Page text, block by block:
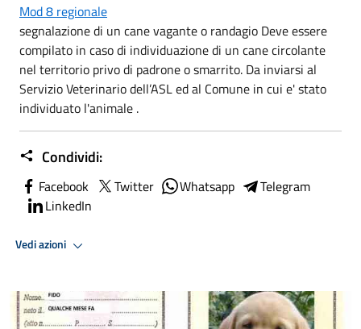
Mod 8 regionale
segnalazione di un cane vagante o randagio Deve essere
compilato in caso di individuazione di un cane circolante
nel territorio privo di padrone o smarrito. Da inviarsi al
Servizio Veterinario dell’ASL ed al Comune in cui e' stato
individuato l'animale .
Condividi:
Facebook Twitter Whatsapp
Telegram
LinkedIn
Vedi azioni